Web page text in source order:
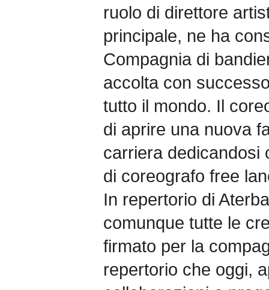
ruolo di direttore
principale, ne ha
Compagnia di
accolta con
tutto il mondo. Il
di aprire una nuova
carriera dedicandosi
di coreografo free
In repertorio di
comunque tutte le
firmato per la
repertorio che oggi,